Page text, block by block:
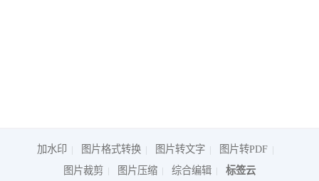
加水印 图片格式转换 图片转文字
图片转PDF
图片裁剪
图片压缩 综合编辑 标签云